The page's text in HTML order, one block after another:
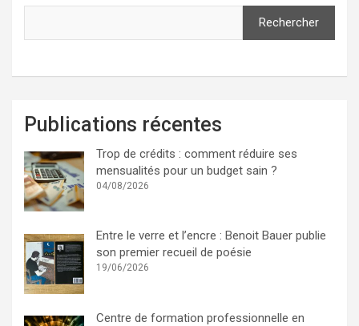
Rechercher
Publications récentes
Trop de crédits : comment réduire ses
mensualités pour un budget sain ?
04/08/2026
Entre le verre et l’encre : Benoit Bauer publie
son premier recueil de poésie
19/06/2026
Centre de formation professionnelle en